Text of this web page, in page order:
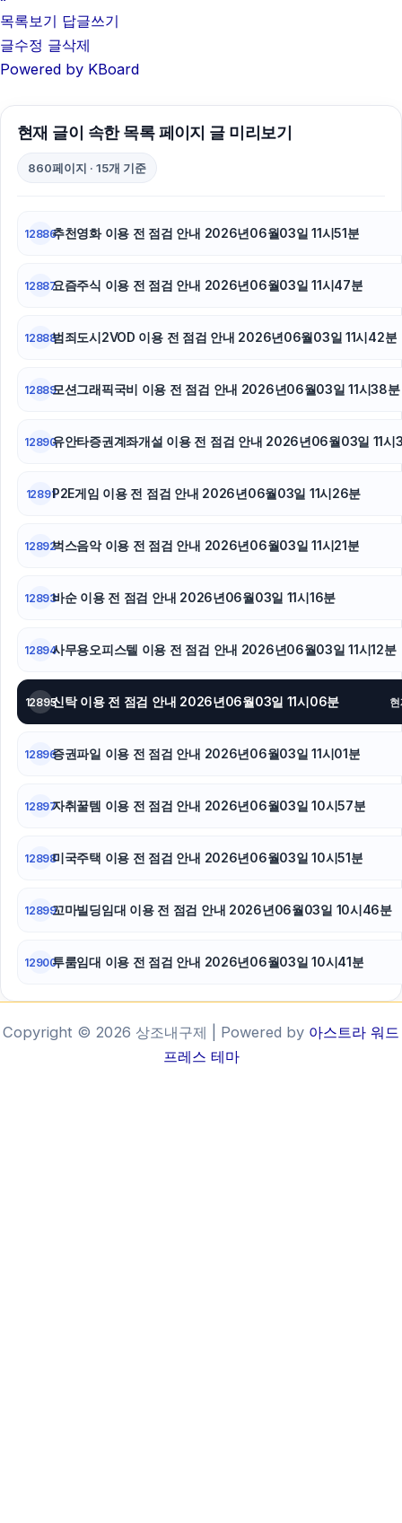
강남치과
안산피부과
강동하수구막힘
목록보기 답글쓰기
글수정 글삭제
Powered by KBoard
현재 글이 속한 목록 페이지 글 미리보기
860페이지 · 15개 기준
12886추천영화 이용 전 점검 안내 2026년06월03일 11시51분
12887요즘주식 이용 전 점검 안내 2026년06월03일 11시47분
12888범죄도시2VOD 이용 전 점검 안내 2026년06월03일 11시42분
12889모션그래픽국비 이용 전 점검 안내 2026년06월03일 11시38분
12890유안타증권계좌개설 이용 전 점검 안내 2026년06월03일 11시
12891P2E게임 이용 전 점검 안내 2026년06월03일 11시26분
12892벅스음악 이용 전 점검 안내 2026년06월03일 11시21분
12893바순 이용 전 점검 안내 2026년06월03일 11시16분
12894사무용오피스텔 이용 전 점검 안내 2026년06월03일 11시12분
12895신탁 이용 전 점검 안내 2026년06월03일 11시06분
12896증권파일 이용 전 점검 안내 2026년06월03일 11시01분
12897자취꿀템 이용 전 점검 안내 2026년06월03일 10시57분
12898미국주택 이용 전 점검 안내 2026년06월03일 10시51분
12899꼬마빌딩임대 이용 전 점검 안내 2026년06월03일 10시46분
12900투룸임대 이용 전 점검 안내 2026년06월03일 10시41분
Copyright © 2026 상조내구제 | Powered by 아스트라 워드
프레스 테마